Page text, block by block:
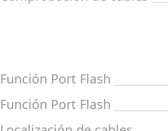
Función Port Flash
Función Port Flash